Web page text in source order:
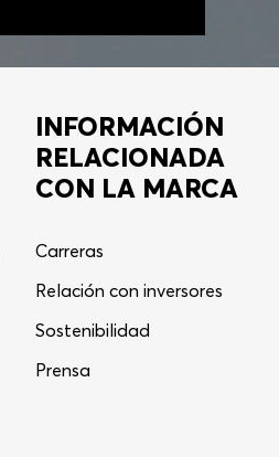
INFORMACIÓN
RELACIONADA
CON LA MARCA
Carreras
Relación con inversores
Sostenibilidad
Prensa